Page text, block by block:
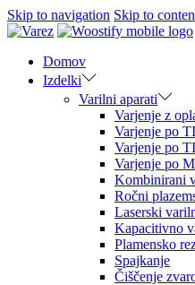
Skip to navigation Skip to
Domov
Izdelki
Varilni aparati
Varjenje z
Varjenje po
Varjenje po
Varjenje po
Kombinirani
Ročni
Laserski
Kapacitivno
Plamensko
Spajkanje
Čiščenje